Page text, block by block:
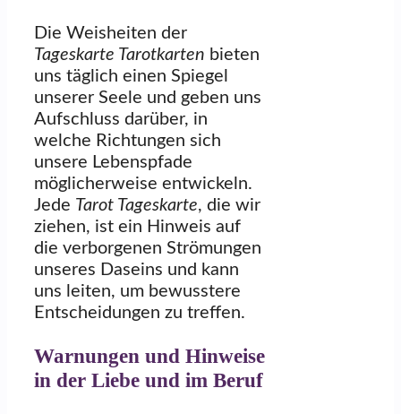
Die Weisheiten der
Tageskarte Tarotkarten bieten
uns täglich einen Spiegel
unserer Seele und geben uns
Aufschluss darüber, in
welche Richtungen sich
unsere Lebenspfade
möglicherweise entwickeln.
Jede Tarot Tageskarte, die wir
ziehen, ist ein Hinweis auf
die verborgenen Strömungen
unseres Daseins und kann
uns leiten, um bewusstere
Entscheidungen zu treffen.
Warnungen und Hinweise
in der Liebe und im Beruf